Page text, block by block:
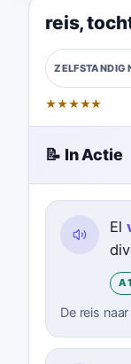
reis,
ZELFSTANDIG
★★★★★
📝 In Actie
El
A1
De reis